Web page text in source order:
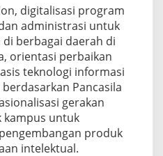
digitalisasi program
administrasi untuk
berbagai daerah di
orientasi perbaikan
teknologi informasi
Pancasila
gerakan
kampus untuk
produk
intelektual.